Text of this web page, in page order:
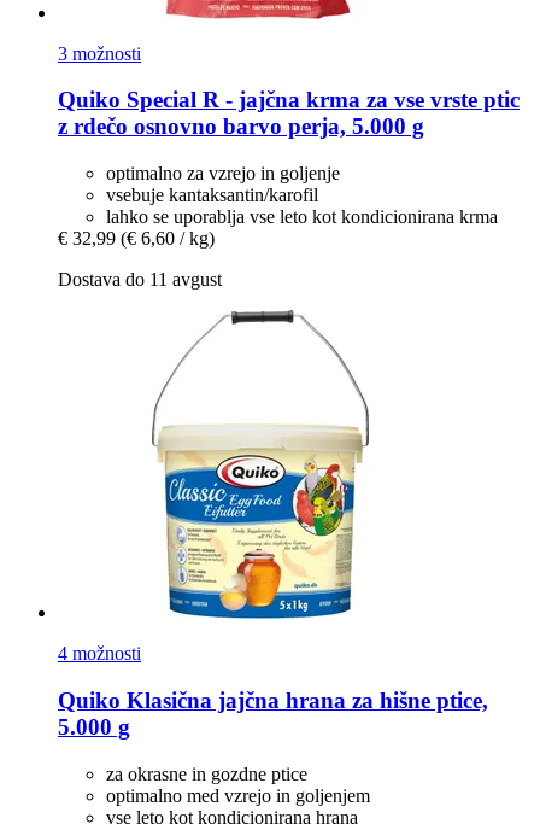
3 možnosti
Quiko Special R -​ jajčna krma za vse vrste ptic
z rdečo osnovno barvo perja, 5.000 g
optimalno za vzrejo in goljenje
vsebuje kantaksantin/karofil
lahko se uporablja vse leto kot kondicionirana krma
€ 32,99 (€ 6,60 / kg)
Dostava do 11 avgust
4 možnosti
Quiko Klasična jajčna hrana za hišne ptice,
5.000 g
za okrasne in gozdne ptice
optimalno med vzrejo in goljenjem
vse leto kot kondicionirana hrana